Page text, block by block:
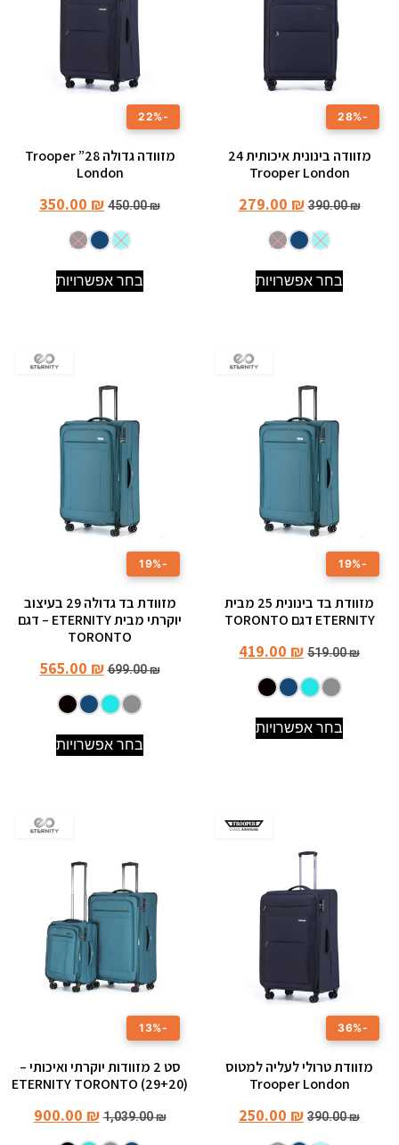
-28%
מזוודה בינונית איכותית 24
Trooper London
390.00₪
279.00 ₪
בחר אפשרויות
-22%
מזוודה גדולה 28” Trooper
London
450.00₪
350.00 ₪
בחר אפשרויות
-19%
מזוודת בד בינונית 25 מבית
ETERNITY דגם TORONTO
519.00₪
419.00 ₪
בחר אפשרויות
-19%
מזוודת בד גדולה ‎29 בעיצוב
יוקרתי מבית ETERNITY – דגם
TORONTO
699.00₪
565.00 ₪
בחר אפשרויות
-36%
מזוודת טרולי לעליה למטוס
Trooper London
390.00₪
250.00 ₪
-13%
סט 2 מזוודות יוקרתי ואיכותי –
ETERNITY TORONTO (29+20)
1,039.00₪
900.00 ₪